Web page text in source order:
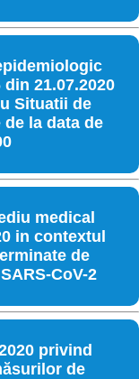
21.07.2020
Situatii de
la data de
medical
in contextul
de
CoV-2
privind
de